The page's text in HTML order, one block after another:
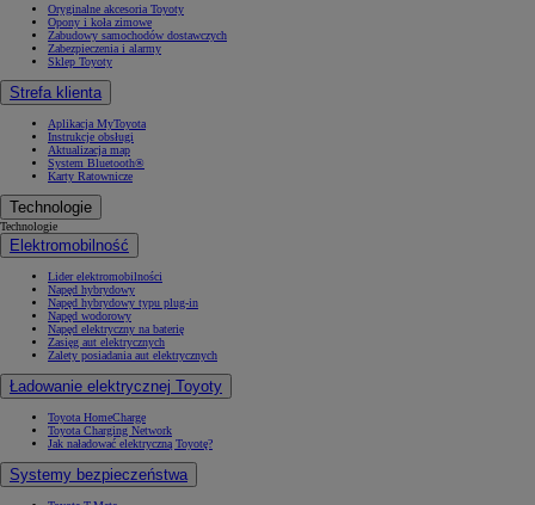
Oryginalne akcesoria Toyoty
Opony i koła zimowe
Zabudowy samochodów dostawczych
Zabezpieczenia i alarmy
Sklep Toyoty
Strefa klienta
Aplikacja MyToyota
Instrukcje obsługi
Aktualizacja map
System Bluetooth®
Karty Ratownicze
Technologie
Technologie
Elektromobilność
Lider elektromobilności
Napęd hybrydowy
Napęd hybrydowy typu plug-in
Napęd wodorowy
Napęd elektryczny na baterię
Zasięg aut elektrycznych
Zalety posiadania aut elektrycznych
Ładowanie elektrycznej Toyoty
Toyota HomeCharge
Toyota Charging Network
Jak naładować elektryczną Toyotę?
Systemy bezpieczeństwa